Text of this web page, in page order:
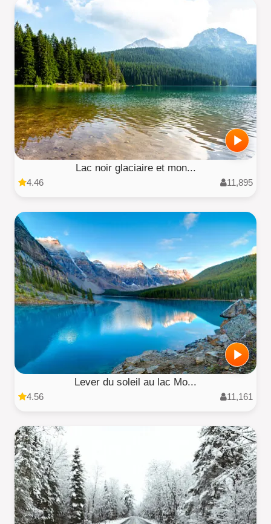
Lac noir glaciaire et mon...
4.46 11,895
Lever du soleil au lac Mo...
4.56 11,161